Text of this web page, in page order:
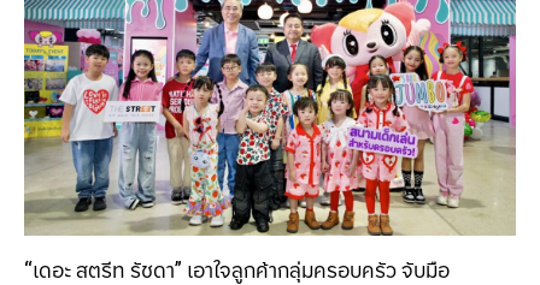
“เดอะ สตรีท รัชดา” เอาใจลูกค้ากลุ่มครอบครัว จับมือ